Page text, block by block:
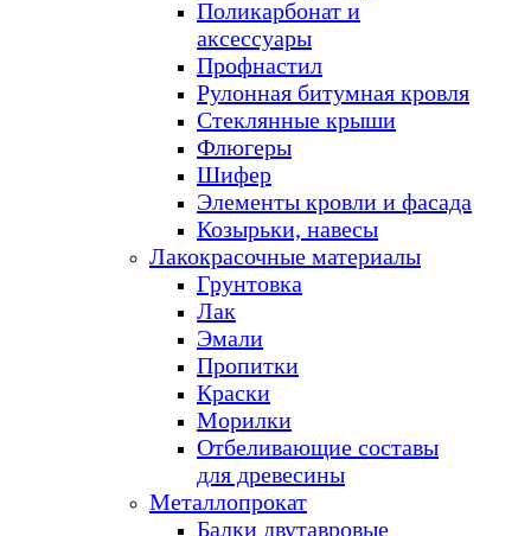
Поликарбонат и
аксессуары
Профнастил
Рулонная битумная кровля
Стеклянные крыши
Флюгеры
Шифер
Элементы кровли и фасада
Козырьки, навесы
Лакокрасочные материалы
Грунтовка
Лак
Эмали
Пропитки
Краски
Морилки
Отбеливающие составы
для древесины
Металлопрокат
Балки двутавровые